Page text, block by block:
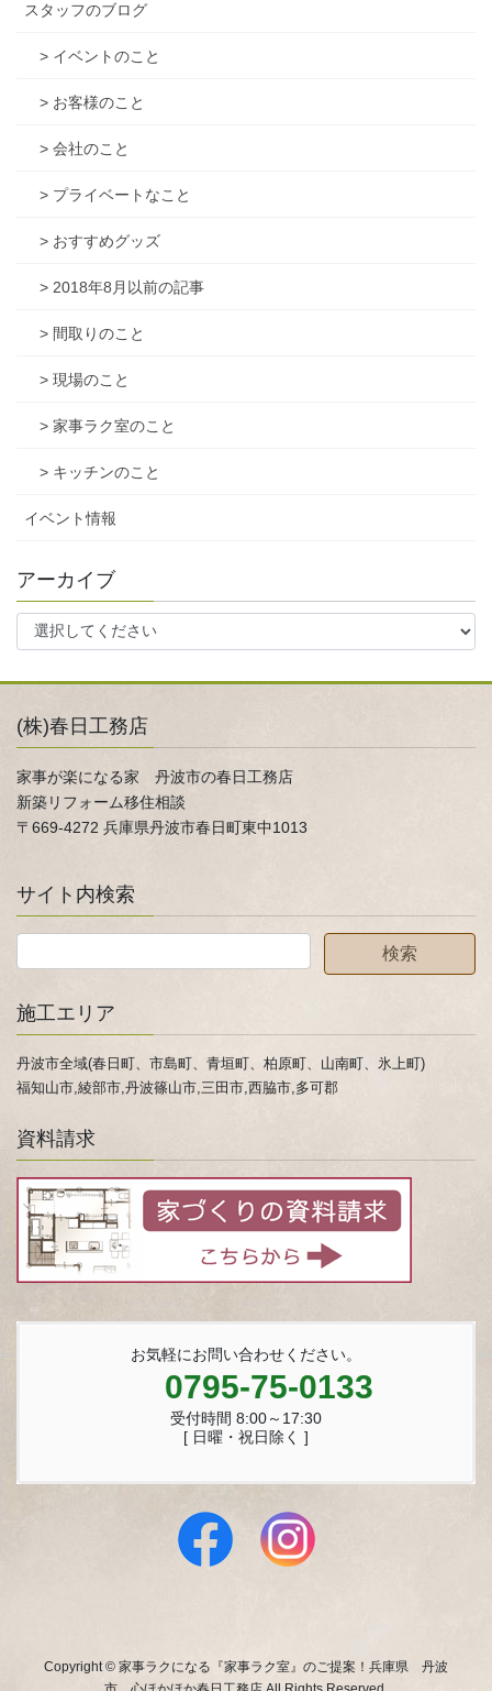
スタッフのブログ
> イベントのこと
> お客様のこと
> 会社のこと
> プライベートなこと
> おすすめグッズ
> 2018年8月以前の記事
> 間取りのこと
> 現場のこと
> 家事ラク室のこと
> キッチンのこと
イベント情報
アーカイブ
(株)春日工務店
家事が楽になる家 丹波市の春日工務店
新築リフォーム移住相談
〒669-4272 兵庫県丹波市春日町東中1013
サイト内検索
施工エリア
丹波市全域(春日町、市島町、青垣町、柏原町、山南町、氷上町)
福知山市,綾部市,丹波篠山市,三田市,西脇市,多可郡
資料請求
お気軽にお問い合わせください。
0795-75-0133
受付時間 8:00～17:30
[ 日曜・祝日除く ]
Copyright © 家事ラクになる『家事ラク室』のご提案！兵庫県 丹波